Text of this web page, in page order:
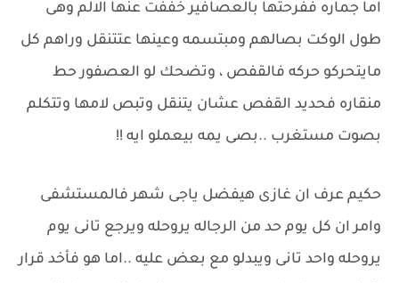
اما جماره ففرحتها بالعصافير خففت عنها الالم وهى
طول الوكت بصالهم ومبتسمه وعينها عتتنقل وراهم كل
مايتحركو حركه فالقفص ، وتضحك لو العصفور حط
منقاره فحديد القفص عشان يتنقل وتبص لامها وتتكلم
بصوت مستغرب ..بصى يمه بيعملو ايه !!
حكيم عرف ان غازى هيفضل ياجى شهر فالمستشفى
وامر ان كل يوم حد من الرجاله يروحله ويرجع تانى يوم
يروحله واحد تانى ويبدلو مع بعض عليه ..اما هو فأخد قرار